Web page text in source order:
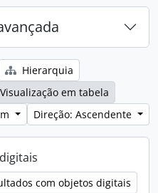
Hierarquia
Visualização em tabela
Direção: Ascendente
com objetos digitais